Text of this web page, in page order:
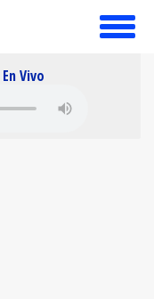
toggle
En Vivo